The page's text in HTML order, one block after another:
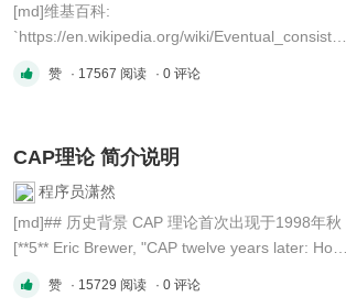
[md]维基百科:
`https://en.wikipedia.org/wiki/Eventual_consisten
(atomicity, consistency, isolation, durability) *
**Basical ...
赞 · 17567 阅读 · 0 评论
CAP理论 简介说明
程序员潇然
[md]## 历史背景 CAP 理论首次出现于1998年秋
[**5** Eric Brewer, "CAP twelve years later: How
Issue 2 (2012), pg. 23–29.
赞 · 15729 阅读 · 0 评论